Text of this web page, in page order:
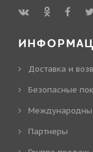
Доставка и
Безопасные
Партнеры